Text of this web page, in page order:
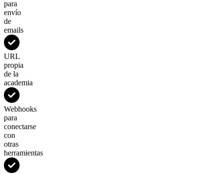
para
envío
de
emails
URL
propia
de la
academia
Webhooks
para
conectarse
con
otras
herramientas